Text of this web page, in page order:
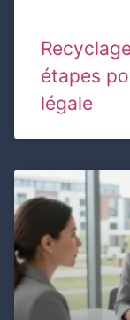
étapes
légale